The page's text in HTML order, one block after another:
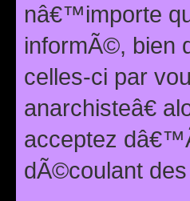
nâ€™importe
informÃ©, bien
celles-ci par
anarchisteâ€
acceptez
dÃ©coulant